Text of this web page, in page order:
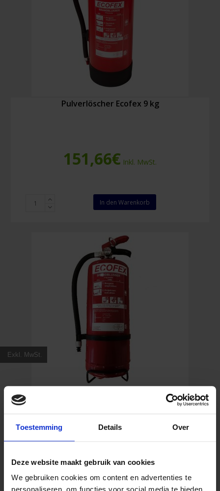
Toestemming Details Over
Deze website maakt gebruik van cookies
We gebruiken cookies om content en advertenties te
Exkl. MwSt.
Pulverlöscher Ecofex 9 kg
151,66€ Inkl. MwSt.
Pulverlöscher
In den Warenkorb